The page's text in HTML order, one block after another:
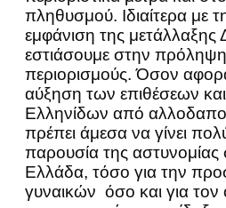
πληθυσμού. Ιδιαίτερα με
εμφάνιση της μετάλλαξης
εστιάσουμε στην πρόληψη
περιορισμούς. Όσον
αύξηση των επιθέσεων
Ελληνίδων από
πρέπει άμεσα να γίνει
παρουσία της
Ελλάδα, τόσο για την
γυναικών όσο και για τον